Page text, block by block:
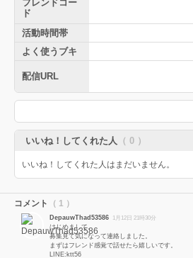
フレンドコー
ド
活動時間帯
よく使うブキ
配信URL
いいね！してくれた人 （ 0 ）
いいね！してくれた人はまだいません。
コメント （ 1 ）
DepauwThad53586 1月12日 21時30分
はじめまして。
募集見て気になって連絡しました。
まずはフレンド感覚で話せたら嬉しいです。
LINE:ktt56